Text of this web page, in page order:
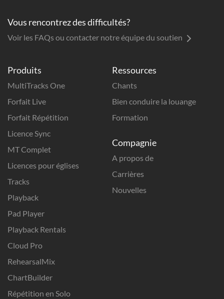
Produits
MultiTracks One
Forfait Live
Forfait Répétition
Licence Sync
MT Complet
Licences pour églises
Tracks
Playback
Pad Player
Playback Rentals
Cloud Pro
RehearsalMix
ChartBuilder
Répétition en Solo
Ressources
Chants
Bien conduire la louange
Formation
Compagnie
A propos de
Carrières
Nouvelles
Vous rencontrez des difficultés?
Voir les FAQs ou contacter notre équipe du soutien